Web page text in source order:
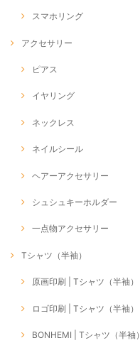
スマホリング
アクセサリー
ピアス
イヤリング
ネックレス
ネイルシール
ヘアーアクセサリー
シュシュキーホルダー
一点物アクセサリー
Tシャツ（半袖）
原画印刷 | Tシャツ（半袖）
ロゴ印刷 | Tシャツ（半袖）
BONHEMI | Tシャツ（半袖）